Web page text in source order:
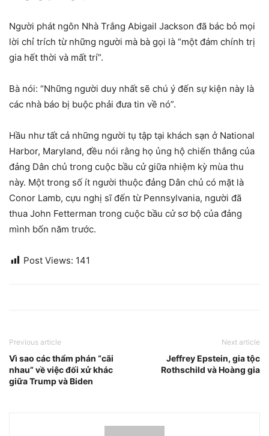
Người phát ngôn Nhà Trắng Abigail Jackson đã bác bỏ mọi
lời chỉ trích từ những người mà bà gọi là “một đám chính trị
gia hết thời và mất trí”.
Bà nói: “Những người duy nhất sẽ chú ý đến sự kiện này là
các nhà báo bị buộc phải đưa tin về nó”.
Hầu như tất cả những người tụ tập tại khách sạn ở National
Harbor, Maryland, đều nói rằng họ ủng hộ chiến thắng của
đảng Dân chủ trong cuộc bầu cử giữa nhiệm kỳ mùa thu
này. Một trong số ít người thuộc đảng Dân chủ có mặt là
Conor Lamb, cựu nghị sĩ đến từ Pennsylvania, người đã
thua John Fetterman trong cuộc bầu cử sơ bộ của đảng
mình bốn năm trước.
Post Views: 141
Previous article
Vì sao các thẩm phán “cãi
nhau” về việc đối xử khác
giữa Trump và Biden
Next article
Jeffrey Epstein, gia tộc
Rothschild và Hoàng gia